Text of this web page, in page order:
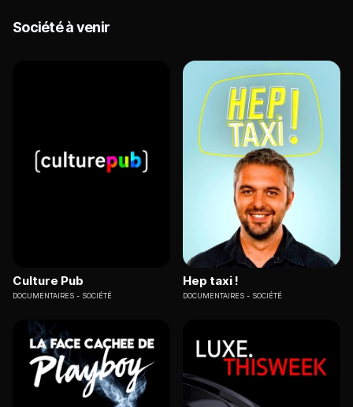
Société à venir
Culture Pub
DOCUMENTAIRES SOCIÉTÉ
Hep taxi !
DOCUMENTAIRES SOCIÉTÉ